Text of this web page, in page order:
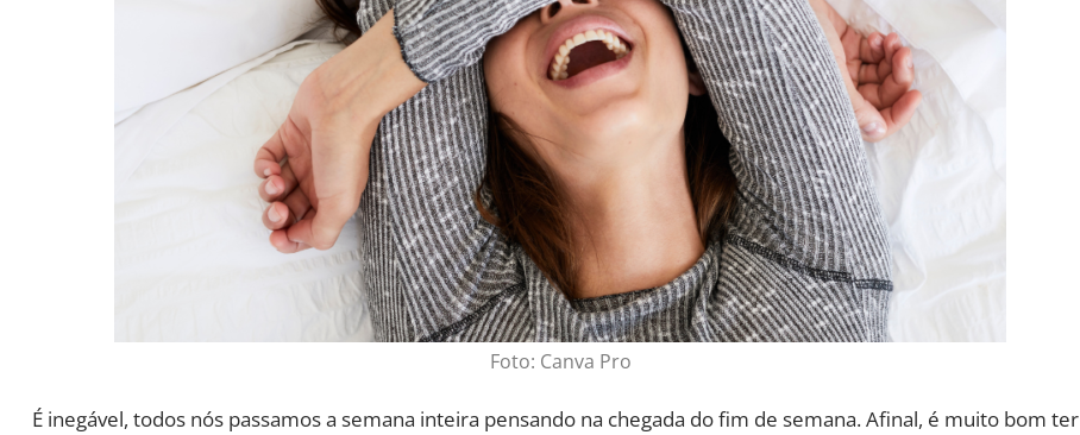
Foto: Canva Pro
É inegável, todos nós passamos a semana inteira pensando na chegada do fim de semana. Afinal, é muito bom ter